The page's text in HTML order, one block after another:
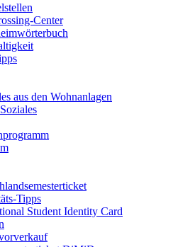
Center
aus den Wohnanlagen
Tipps
Student Identity Card